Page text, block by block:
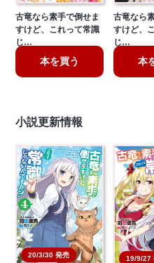
古竜なら素手で倒せま
すけど、これって常識
じ…
本を買う
古竜なら
すけど、
じ…
本
小説更新情報
20/3/30 発売 19/9/27